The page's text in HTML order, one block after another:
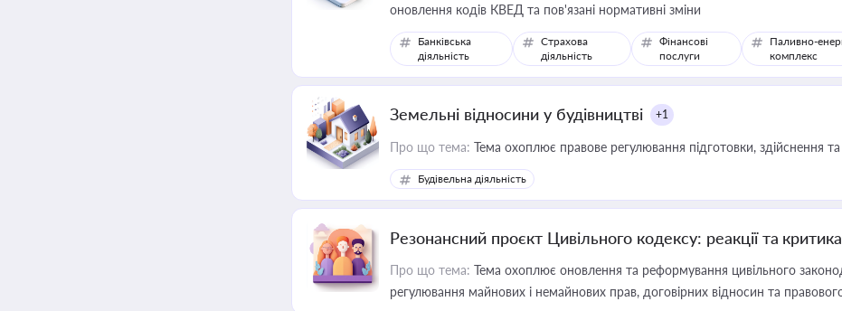
оновлення кодів КВЕД та пов'язані нормативні зміни
Банківська
діяльність
Страхова
діяльність
Фінансові
послуги
Паливно-
комплекс
Земельні відносини у будівництві +1
Про що тема: Тема охоплює правове регулювання підготовки, здійснення та
Будівельна діяльність
Резонансний проєкт Цивільного кодексу: реакції та критика
Про що тема: Тема охоплює оновлення та реформування цивільного
регулювання майнових і немайнових прав, договірних відносин та